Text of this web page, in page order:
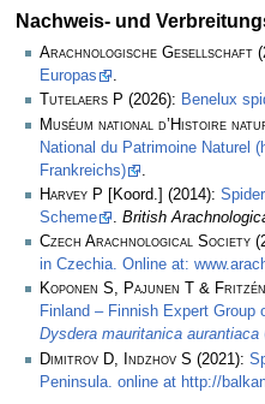
Nachweis- und
Arachnologische Gesellschaft
Europas
.
Tutelaers P (2026): Benelux
Muséum national d’Histoire
National du Patrimoine Naturel
Frankreichs)
Harvey P [Koord.] (2014):
Scheme
. British
Czech Arachnological Society
in Czechia. Online at:
Koponen S, Pajunen T &
Finland – Finnish Expert Group
Dysdera mauritanica aurantiaca
Dimitrov D, Indzhov S (2021):
Peninsula. online at http://